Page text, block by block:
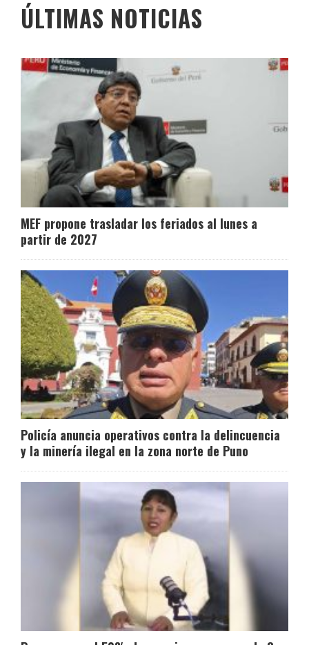
ÚLTIMAS NOTICIAS
MEF propone trasladar los feriados al lunes a
partir de 2027
Policía anuncia operativos contra la delincuencia
y la minería ilegal en la zona norte de Puno